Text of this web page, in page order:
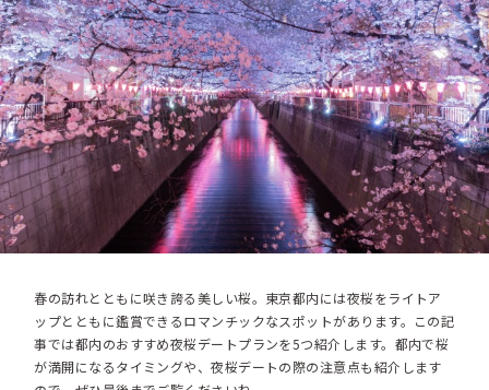
春の訪れとともに咲き誇る美しい桜。東京都内には夜桜をライトア
ップとともに鑑賞できるロマンチックなスポットがあります。この記
事では都内のおすすめ夜桜デートプランを5つ紹介します。都内で桜
が満開になるタイミングや、夜桜デートの際の注意点も紹介します